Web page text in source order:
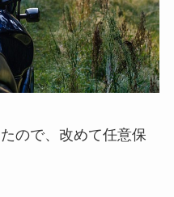
ので、改めて任意保